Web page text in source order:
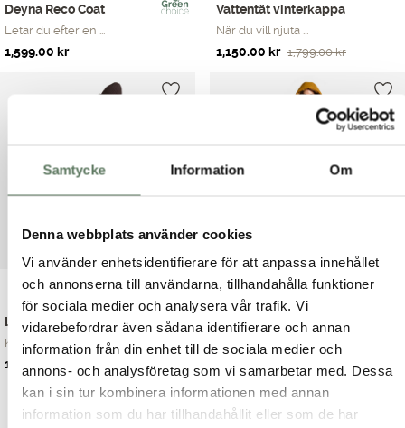
Samtycke Information Om
Denna webbplats använder cookies
Vi använder enhetsidentifierare för att anpassa innehållet
och annonserna till användarna, tillhandahålla funktioner
för sociala medier och analysera vår trafik. Vi
vidarebefordrar även sådana identifierare och annan
information från din enhet till de sociala medier och
annons- och analysföretag som vi samarbetar med. Dessa
kan i sin tur kombinera informationen med annan
information som du har tillhandahållit eller som de har
Deyna Reco Coat
Letar du efter en ...
1,599.00 kr
Vattentät vinterkappa
När du vill njuta ...
1,799.00kr
Det
1,150.00 kr
Det
Logan Reco Jacket
Kylan biter i luft...
1,599.00
kr
Det
priset
var:
1,199.00
Det
priset
Ellen Reco Jacket
Ellen Reco Jacket ...
1,599.00
kr
Det
priset
var:
1,199.00
Det
priset
är: